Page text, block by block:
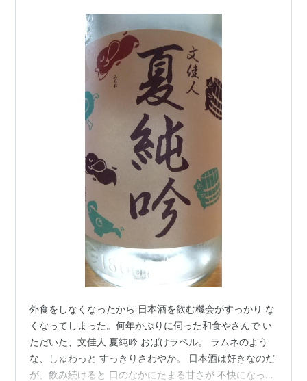
外食をしなくなったから 日本酒を飲む機会がすっかり な
くなってしまった。何年かぶりに伺った和食やさんで い
ただいた、文佳人 夏純吟 おばけラベル。 ラムネのよう
な、しゅわっと すっきりさわやか。 日本酒は好きなのだ
が、飲み続けると 口のなかにたまる甘さが 不快になって